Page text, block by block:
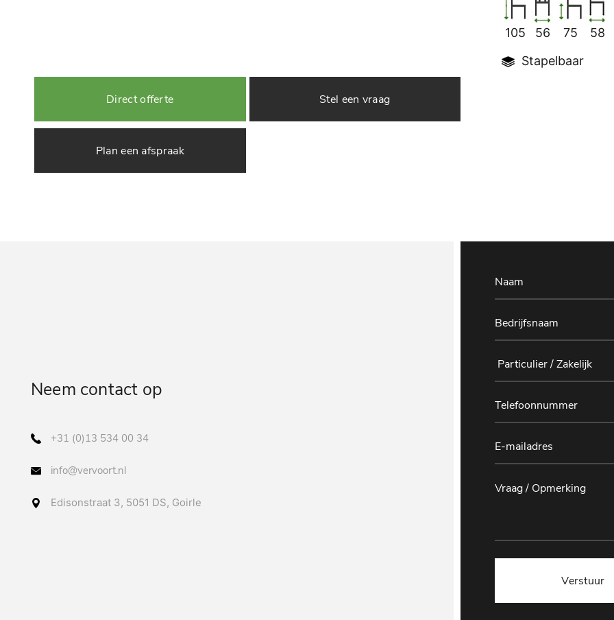
105 56 75
58
Stapelbaar
Direct offerte Stel een vraag
Plan een afspraak
Neem contact op
+31 (0)13 534 00 34
info@vervoort.nl
Edisonstraat 3, 5051 DS, Goirle
Verstuur